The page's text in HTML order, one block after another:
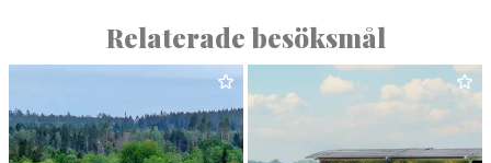
Relaterade besöksmål